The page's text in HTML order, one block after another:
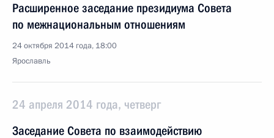
Расширенное заседание президиума Совета
по межнациональным отношениям
24 октября 2014 года, 18:00
Ярославль
24 апреля 2014 года, четверг
Заседание Совета по взаимодействию